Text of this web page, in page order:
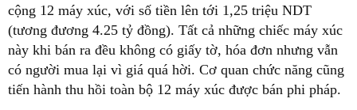
cộng 12 máy xúc, với số tiền lên tới 1,25 triệu NDT
(tương đương 4.25 tỷ đồng). Tất cả những chiếc máy xúc
này khi bán ra đều không có giấy tờ, hóa đơn nhưng vẫn
có người mua lại vì giá quá hời. Cơ quan chức năng cũng
tiến hành thu hồi toàn bộ 12 máy xúc được bán phi pháp.